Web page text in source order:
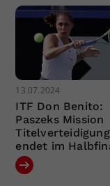
13.07.2024
ITF Don Benito:
Paszeks Mission
Titelverteidigung
endet im